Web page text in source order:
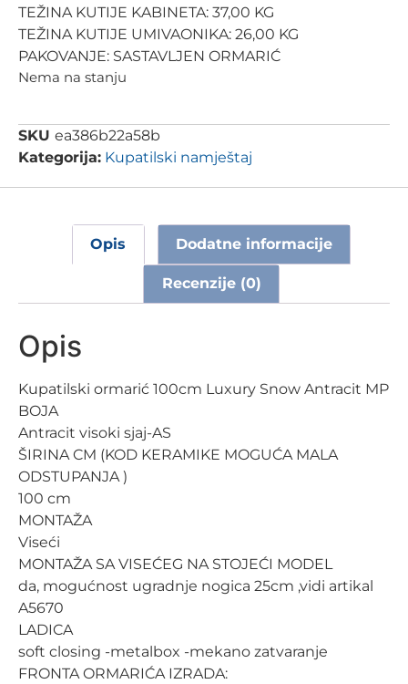
TEŽINA KUTIJE KABINETA: 37,00 KG
TEŽINA KUTIJE UMIVAONIKA: 26,00 KG
PAKOVANJE: SASTAVLJEN ORMARIĆ
Nema na stanju
SKU ea386b22a58b
Kategorija: Kupatilski namještaj
Opis Dodatne informacije
Recenzije (0)
Opis
Kupatilski ormarić 100cm Luxury Snow Antracit MP
BOJA
Antracit visoki sjaj-AS
ŠIRINA CM (KOD KERAMIKE MOGUĆA MALA
ODSTUPANJA )
100 cm
MONTAŽA
Viseći
MONTAŽA SA VISEĆEG NA STOJEĆI MODEL
da, mogućnost ugradnje nogica 25cm ,vidi artikal
A5670
LADICA
soft closing -metalbox -mekano zatvaranje
FRONTA ORMARIĆA IZRADA: